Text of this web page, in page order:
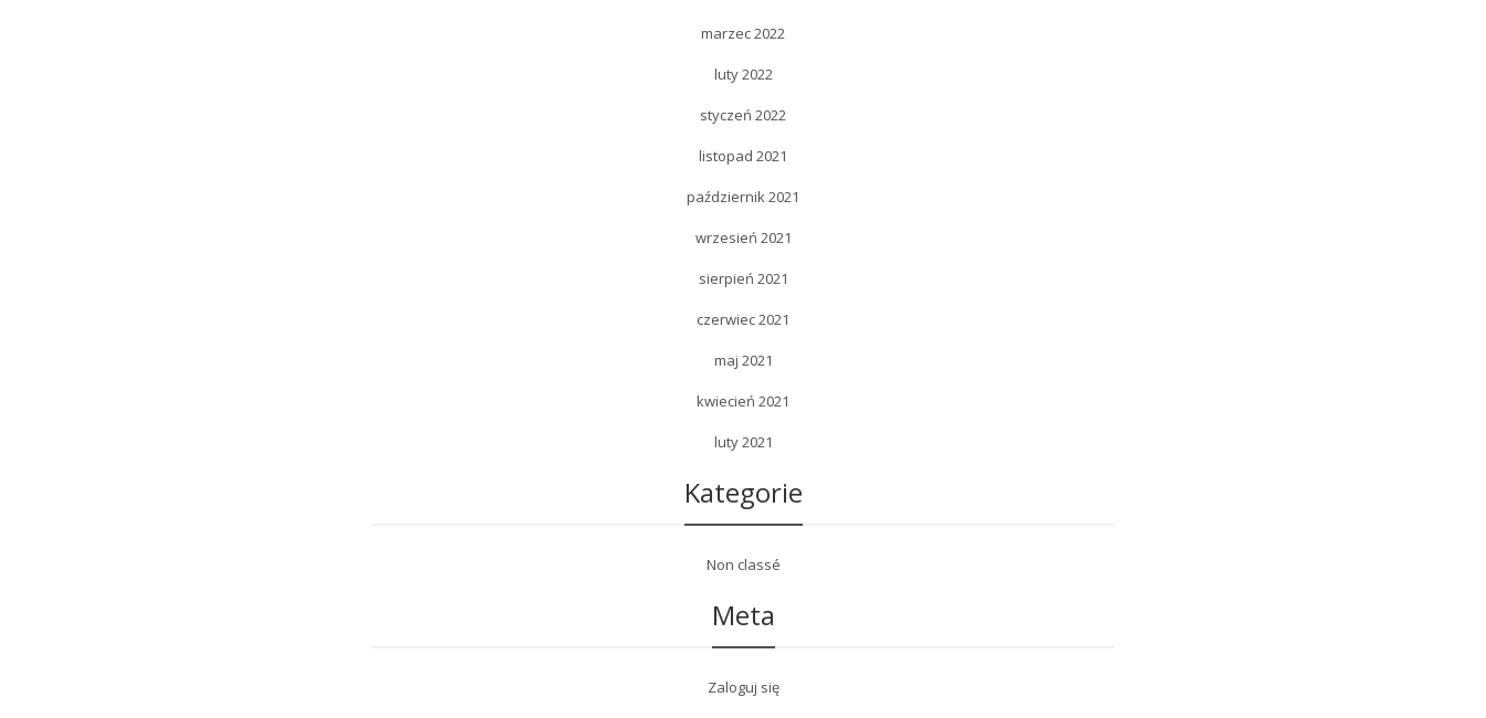
marzec 2022
luty 2022
styczeń 2022
listopad 2021
październik 2021
wrzesień 2021
sierpień 2021
czerwiec 2021
maj 2021
kwiecień 2021
luty 2021
Kategorie
Non classé
Meta
Zaloguj się